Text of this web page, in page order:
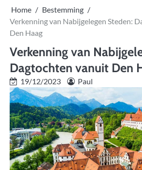
Home
Bestemming
Verkenning van Nabijgelegen Steden:
Den Haag
Verkenning van
Dagtochten vanuit Den
19/12/2023 Paul